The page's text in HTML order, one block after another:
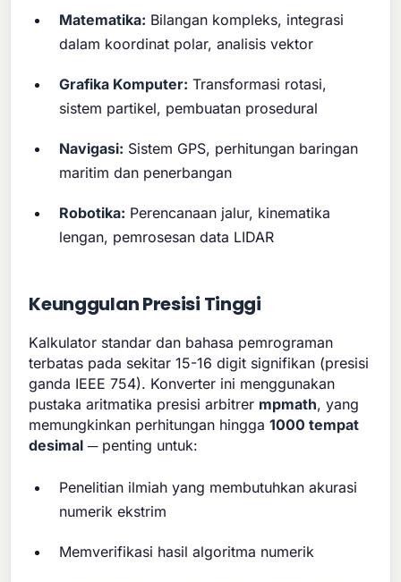
Matematika: Bilangan kompleks, integrasi
dalam koordinat polar, analisis vektor
Grafika Komputer: Transformasi rotasi,
sistem partikel, pembuatan prosedural
Navigasi: Sistem GPS, perhitungan baringan
maritim dan penerbangan
Robotika: Perencanaan jalur, kinematika
lengan, pemrosesan data LIDAR
Keunggulan Presisi Tinggi
Kalkulator standar dan bahasa pemrograman
terbatas pada sekitar 15-16 digit signifikan (presisi
ganda IEEE 754). Konverter ini menggunakan
pustaka aritmatika presisi arbitrer mpmath, yang
memungkinkan perhitungan hingga1000 tempat
desimal ─ penting untuk:
Penelitian ilmiah yang membutuhkan akurasi
numerik ekstrim
Memverifikasi hasil algoritma numerik